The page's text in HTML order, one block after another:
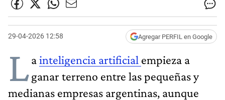
29-04-2026 12:58 Agregar PERFIL en Google
Lainteligencia artificial empieza a
ganar terreno entre las pequeñas y
medianas empresas argentinas, aunque